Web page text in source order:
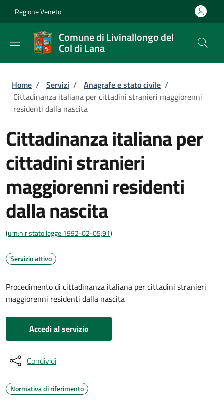
Regione Veneto
Comune di Livinallongo del
Col di Lana
Briciole di pane
Home / Servizi / Anagrafe e stato civile /
Cittadinanza italiana per cittadini stranieri maggiorenni
residenti dalla nascita
Cittadinanza italiana per
cittadini stranieri
maggiorenni residenti
dalla nascita
(urn:nir:stato:legge:1992-02-05;91)
Servizio attivo
Procedimento di cittadinanza italiana per cittadini stranieri
maggiorenni residenti dalla nascita
Accedi al servizio
Condividi
Normativa di riferimento